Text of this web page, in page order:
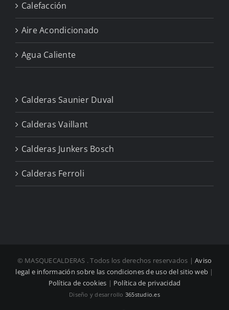
Calefacción
Aire Acondicionado
Agua Caliente
Calderas Saunier Duval
Calderas Vaillant
Calderas Junkers Bosch
Calderas Ferroli
© MASQUECALDERAS . Todos los derechos reservados |Aviso
legal e información sobre las condiciones de uso del sitio web |
Política de cookies | Política de privacidad
Diseño y desarrollo 365studio.es